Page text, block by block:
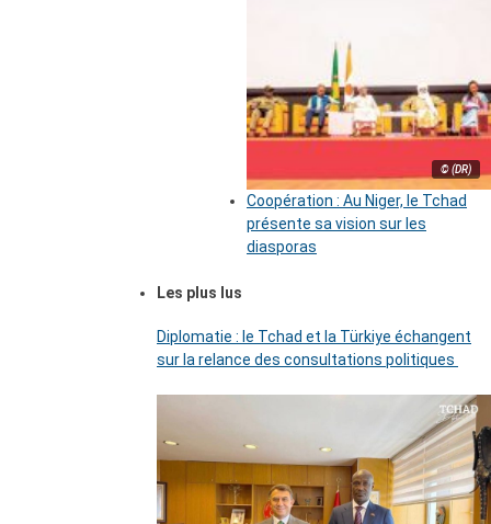
© (DR)
Coopération : Au Niger, le Tchad
présente sa vision sur les
diasporas
Les plus lus
Diplomatie : le Tchad et la Türkiye échangent
sur la relance des consultations politiques